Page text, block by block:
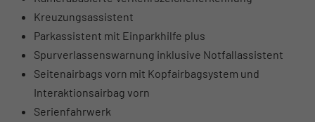
Kreuzungsassistent
Parkassistent mit Einparkhilfe plus
Spurverlassenswarnung inklusive Notfallassistent
Seitenairbags vorn mit Kopfairbagsystem und
Interaktionsairbag vorn
Serienfahrwerk